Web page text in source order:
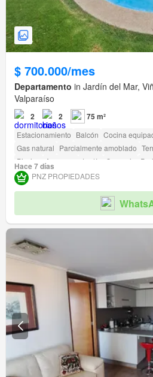
$ 700.000/mes
Departamento in Jardín del Mar,
Valparaíso
2 2 75 m²
Estacionamiento Balcón Cocina
Gas natural Parcialmente amoblado
Piscina
Ascensor Jardín Conserje
Acceso para personas con discapacidad
Hace 7 días
PNZ PROPIEDADES